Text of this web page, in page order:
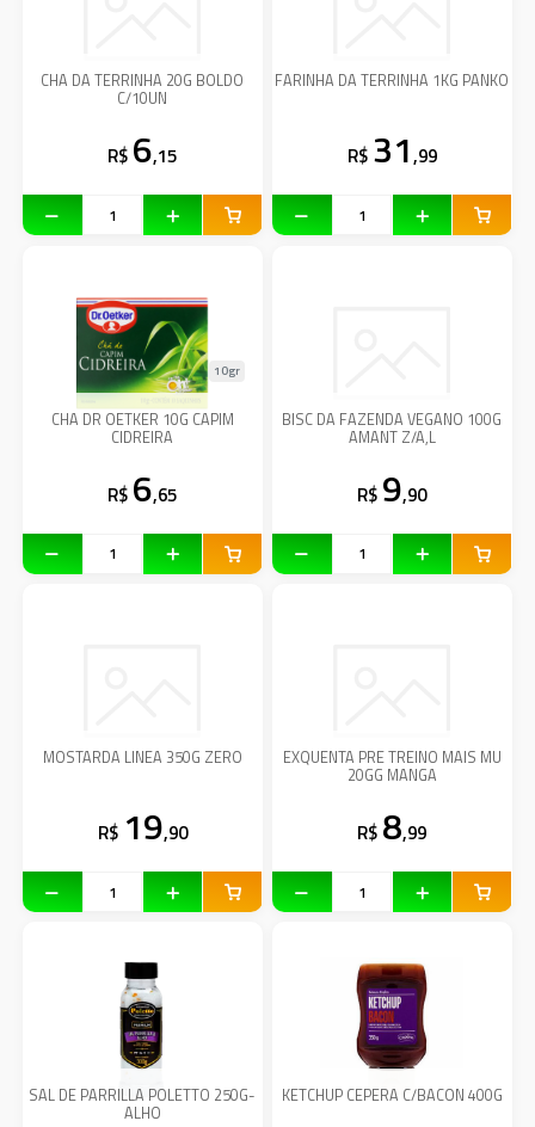
CHA DA TERRINHA 20G BOLDO
C/10UN
R$ 6,15
FARINHA DA TERRINHA 1KG PANKO
R$ 31,99
CHA DR OETKER 10G CAPIM
CIDREIRA
10gr
R$ 6,65
BISC DA FAZENDA VEGANO 100G
AMANT Z/A,L
R$ 9,90
MOSTARDA LINEA 350G ZERO
R$ 19,90
EXQUENTA PRE TREINO MAIS MU
20GG MANGA
R$ 8,99
SAL DE PARRILLA POLETTO 250G-
ALHO
KETCHUP CEPERA C/BACON 400G